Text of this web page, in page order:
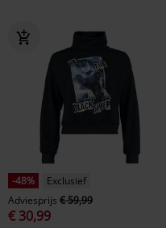
-48%
Exclusief
Adviesprijs € 59,99
€ 30,99